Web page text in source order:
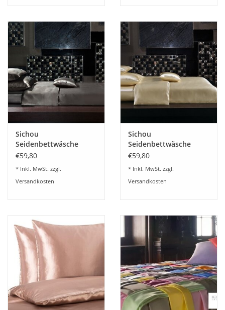
Sichou
Seidenbettwäsche
Satin umbragrau Uni
Maulbeerseide
€59,80
* Inkl. MwSt. zzgl.
Versandkosten
Sichou
Seidenbettwäsche
Satin gold-champagner
Maulbeerseide
€59,80
* Inkl. MwSt. zzgl.
Versandkosten